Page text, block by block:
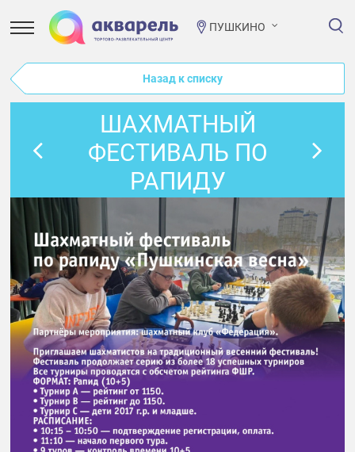
ПУШКИНО
Назад к списку
ШАХМАТНЫЙ
ФЕСТИВАЛЬ ПО
РАПИДУ
«ПУШКИНСКАЯ
ВЕСНА»